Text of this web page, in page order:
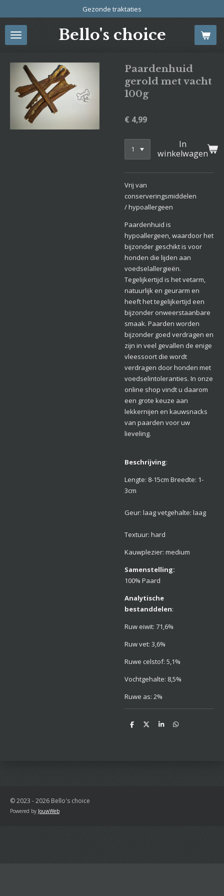
naar
de
Bello's choice
Gezonde traktaties
Paardenhuid
gerold met vacht
100g
€ 4,99
In
winkelwagen
Vrij van
conserveringsmiddelen
/ hypoallergeen
Paardenhuid is
hypoallergeen, waardoor het
bijzonder geschikt is voor
honden die lijden aan
voedselallergieën.
Tegelijkertijd is het vetarm,
natuurlijk en geurarm en
heeft het tegelijkertijd een
bijzonder onweerstaanbare
smaak. Paarden worden
bijzonder goed verdragen en
zijn in veel gevallen de enige
vleessoort die wordt
verdragen door honden met
voedselintoleranties. In onze
online shop vindt u daarom
een grote keuze aan
lekkernijen en kauwsnacks
van paarden voor uw
lieveling.
Beschrijving:
Lengte: 8-15cm Breedte: 1-
3cm
Geur: laag vetgehalte: laag
Textuur: hard
Kauwplezier: medium
Samenstelling:
100% Paard
Analytische
bestanddelen:
Ruw eiwit: 71,6%
Ruw vet: 3,6%
Ruwe celstof: 5,1%
Vochtgehalte: 8,5%
Ruwe as: 2%
D
D
S
D
© 2023 - 2026 Bello's choice
Powered by JouwWeb